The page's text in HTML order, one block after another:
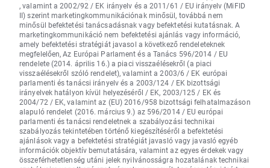
, valamint a 2002/92 / EK irányelv és a 2011/61 / EU irányelv (MiFID
II) szerint marketingkommunikációnak minősül, továbbá nem
minősül befektetési tanácsadásnak vagy befektetési kutatásnak. A
marketingkommunikáció nem befektetési ajánlás vagy információ,
amely befektetési stratégiát javasol a következő rendeleteknek
megfelelően, Az Európai Parlament és a Tanács 596/2014 / EU
rendelete (2014. április 16.) a piaci visszaélésekről (a piaci
visszaélésekről szóló rendelet), valamint a 2003/6 / EK európai
parlamenti és tanácsi irányelv és a 2003/124 / EK bizottsági
irányelvek hatályon kívül helyezéséről / EK, 2003/125 / EK és
2004/72 / EK, valamint az (EU) 2016/958 bizottsági felhatalmazáson
alapuló rendelet (2016. március 9.) az 596/2014 / EU európai
parlamenti és tanácsi rendeletnek a szabályozási technikai
szabályozás tekintetében történő kiegészítéséről a befektetési
ajánlások vagy a befektetési stratégiát javasló vagy javasló egyéb
információk objektív bemutatására, valamint az egyes érdekek vagy
összeférhetetlenség utáni jelek nyilvánosságra hozatalának technikai